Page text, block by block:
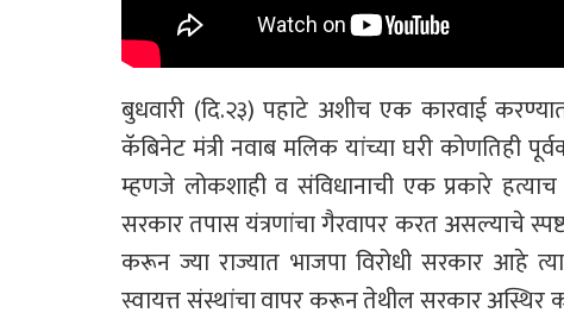
बुधवारी (दि.२३) पहाटे अशीच एक कारवाई
कॅबिनेट मंत्री नवाब मलिक यांच्या घरी कोणतिही
म्हणजे लोकशाही व संविधानाची एक प्रकारे
सरकार तपास यंत्रणांचा गैरवापर करत असल्याचे
करून ज्या राज्यात भाजपा विरोधी सरकार आहे
स्वायत्त संस्थांचा वापर करून तेथील सरकार